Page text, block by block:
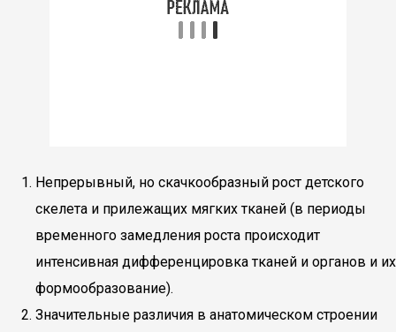
Непрерывный, но скачкообразный рост детского
скелета и прилежащих мягких тканей (в периоды
временного замедления роста происходит
интенсивная дифференцировка тканей и органов и их
формообразование).
Значительные различия в анатомическом строении